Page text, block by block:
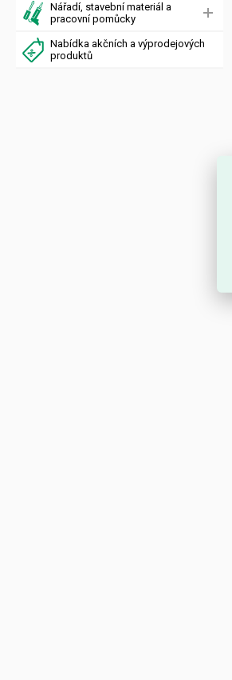
Nářadí, stavební materiál a
pracovní pomůcky
Nabídka akčních a výprodejových
produktů